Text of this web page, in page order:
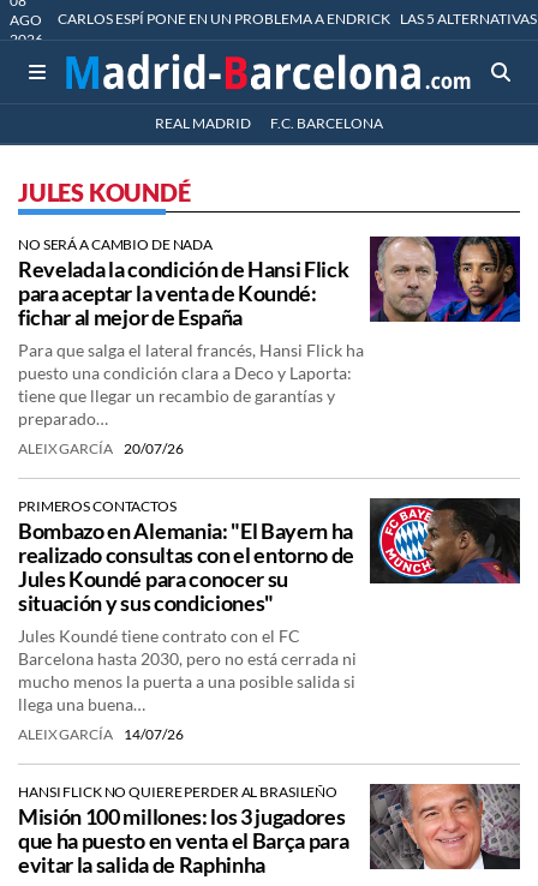
AGO
2026
CARLOS ESPÍ PONE EN UN PROBLEMA A ENDRICK LAS 5
REAL MADRID F.C. BARCELONA
JULES KOUNDÉ
NO SERÁ A CAMBIO DE NADA
Revelada la condición de Hansi Flick
para aceptar la venta de Koundé:
fichar al mejor de España
Para que salga el lateral francés, Hansi Flick ha
puesto una condición clara a Deco y Laporta:
tiene que llegar un recambio de garantías y
preparado…
ALEIX GARCÍA 20/07/26
PRIMEROS CONTACTOS
Bombazo en Alemania: "El Bayern ha
realizado consultas con el entorno de
Jules Koundé para conocer su
situación y sus condiciones"
Jules Koundé tiene contrato con el FC
Barcelona hasta 2030, pero no está cerrada ni
mucho menos la puerta a una posible salida si
llega una buena…
ALEIX GARCÍA 14/07/26
HANSI FLICK NO QUIERE PERDER AL BRASILEÑO
Misión 100 millones: los 3 jugadores
que ha puesto en venta el Barça para
evitar la salida de Raphinha